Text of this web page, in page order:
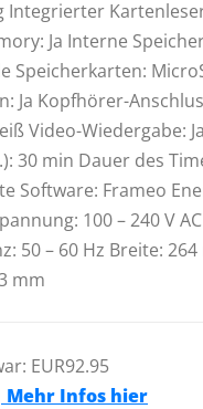
Integrierter
Ja Interne
Speicherkarten:
Ja Kopfhörer-
Video-Wiedergabe:
30 min Dauer des
Software: Frameo
100 – 240 V AC
50 – 60 Hz Breite:
mm
EUR92.95
Mehr Infos hier